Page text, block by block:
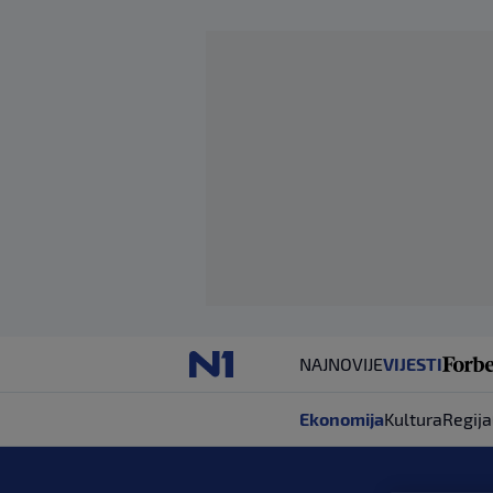
NAJNOVIJEVIJESTI
EkonomijaKulturaRegija